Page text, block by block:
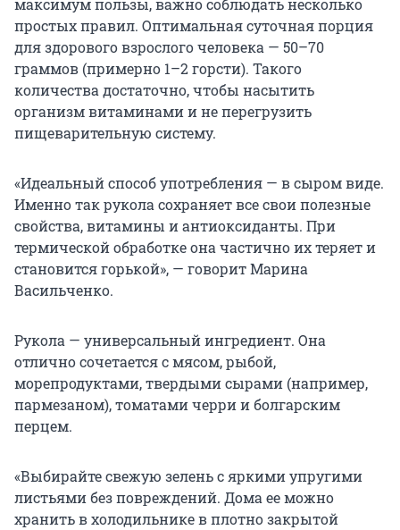
максимум пользы, важно соблюдать несколько
простых правил. Оптимальная суточная порция
для здорового взрослого человека — 50–70
граммов (примерно 1–2 горсти). Такого
количества достаточно, чтобы насытить
организм витаминами и не перегрузить
пищеварительную систему.
«Идеальный способ употребления — в сыром виде.
Именно так рукола сохраняет все свои полезные
свойства, витамины и антиоксиданты. При
термической обработке она частично их теряет и
становится горькой», — говорит Марина
Васильченко.
Рукола — универсальный ингредиент. Она
отлично сочетается с мясом, рыбой,
морепродуктами, твердыми сырами (например,
пармезаном), томатами черри и болгарским
перцем.
«Выбирайте свежую зелень с яркими упругими
листьями без повреждений. Дома ее можно
хранить в холодильнике в плотно закрытой